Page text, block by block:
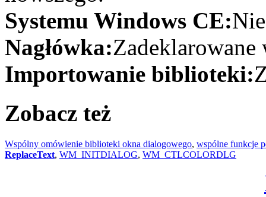
Systemu Windows CE:
Nagłówka:
Importowanie biblioteki:
Zobacz też
Wspólny omówienie biblioteki okna dialogowego, wspólne funkcje
ReplaceText, WM_INITDIALOG, WM_CTLCOLORDLG